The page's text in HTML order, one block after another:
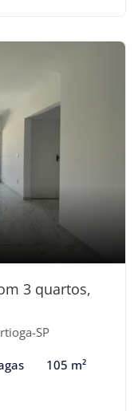
3 quartos,
SP
105 m²